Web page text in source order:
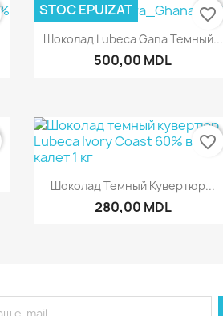
Быстрый просмотр
Шоколад Lubeca Gana Темный...
500,00 MDL
STOC EPUIZAT
favorite_border
Быстрый просмотр
Шоколад Темный Кувертюр...
280,00 MDL
favorite_border